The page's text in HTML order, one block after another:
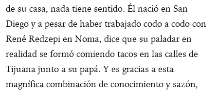
de su casa, nada tiene sentido. Él nació en San
Diego y a pesar de haber trabajado codo a codo con
René Redzepi en Noma, dice que su paladar en
realidad se formó comiendo tacos en las calles de
Tijuana junto a su papá. Y es gracias a esta
magnífica combinación de conocimiento y sazón,